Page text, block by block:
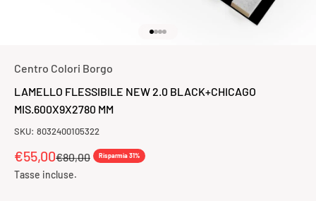
Centro Colori Borgo
LAMELLO FLESSIBILE NEW 2.0 BLACK+CHICAGO
MIS.600X9X2780 MM
SKU: 8032400105322
Prezzo scontato
€55,00Prezzo
€80,00 Risparmia 31%
Tasse incluse.